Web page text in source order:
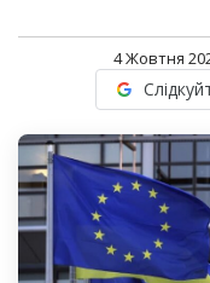
4 Жовтня